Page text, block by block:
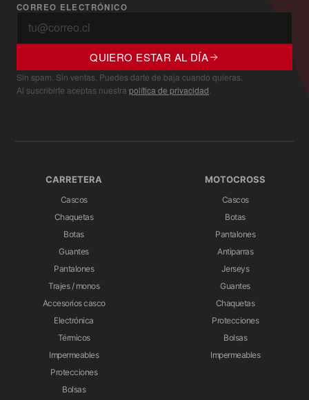
CORREO ELECTRÓNICO
QUIERO ESTAR AL DÍA
Sin spam. Sin ventas. Puedes darte de baja cuando quieras.
Al suscribirte aceptas nuestra política de privacidad
CARRETERA
Cascos
Chaquetas
Botas
Guantes
Pantalones
Trajes / monos
Accesorios casco
Electrónica
Térmicos
Impermeables
Protecciones
Bolsas
MOTOCROSS
Cascos
Botas
Pantalones
Antiparras
Jerseys
Guantes
Chaquetas
Protecciones
Bolsas
Impermeables